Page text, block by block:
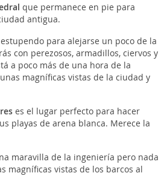
que permanece en pie para
antigua.
para alejarse un poco de la
con perezosos, armadillos, ciervos y
a poco más de una hora de la
magníficas vistas de la ciudad y
es el lugar perfecto para hacer
playas de arena blanca. Merece la
maravilla de la ingeniería pero nada
magníficas vistas de los barcos al